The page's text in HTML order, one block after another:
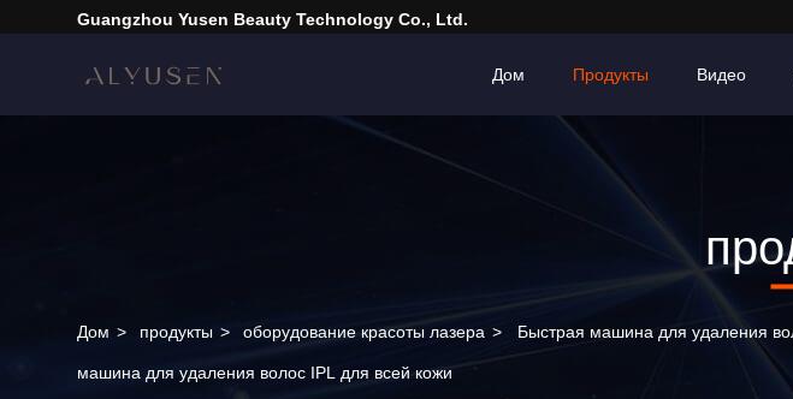
Guangzhou Yusen Beauty Technology Co., Ltd.
Дом Продукты Видео
Дом > продукты > оборудование красоты лазера > Быстрая машина для удаления
машина для удаления волос IPL для всей кожи